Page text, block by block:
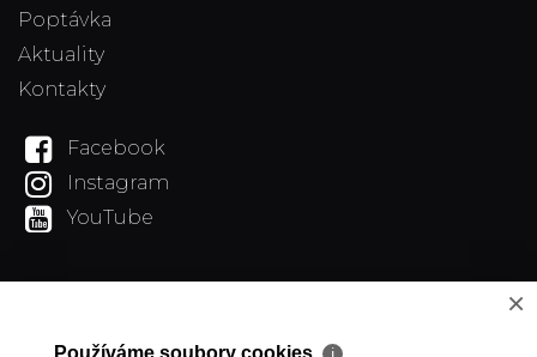
Poptávka
Aktuality
Kontakty
Facebook
Instagram
YouTube
×
Používáme soubory cookies